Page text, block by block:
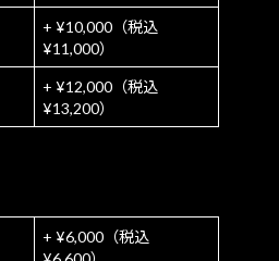
+ ¥10,000（税込
¥11,000）
+ ¥12,000（税込
¥13,200）
+ ¥6,000（税込